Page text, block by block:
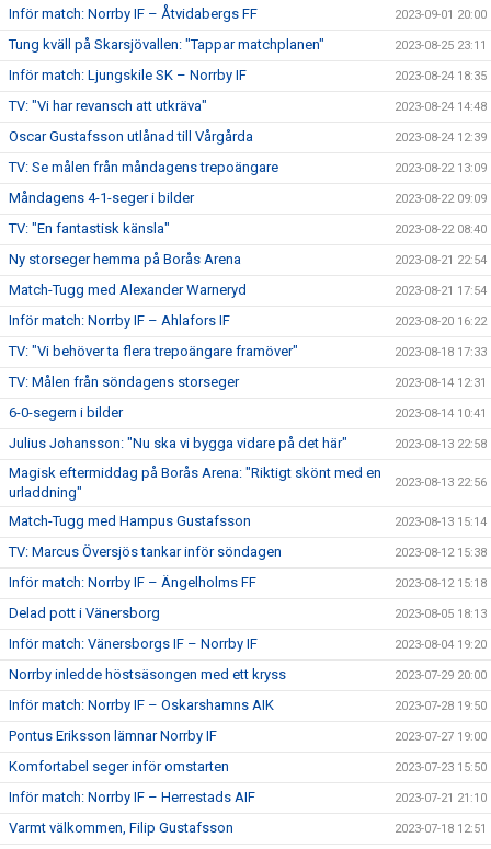
Inför match: Norrby IF – Åtvidabergs FF 2023-09-01 20:00
Tung kväll på Skarsjövallen: "Tappar matchplanen" 2023-08-25 23:11
Inför match: Ljungskile SK – Norrby IF 2023-08-24 18:35
TV: "Vi har revansch att utkräva" 2023-08-24 14:48
Oscar Gustafsson utlånad till Vårgårda 2023-08-24 12:39
TV: Se målen från måndagens trepoängare 2023-08-22 13:09
Måndagens 4-1-seger i bilder 2023-08-22 09:09
TV: "En fantastisk känsla" 2023-08-22 08:40
Ny storseger hemma på Borås Arena 2023-08-21 22:54
Match-Tugg med Alexander Warneryd 2023-08-21 17:54
Inför match: Norrby IF – Ahlafors IF 2023-08-20 16:22
TV: "Vi behöver ta flera trepoängare framöver" 2023-08-18 17:33
TV: Målen från söndagens storseger 2023-08-14 12:31
6-0-segern i bilder 2023-08-14 10:41
Julius Johansson: "Nu ska vi bygga vidare på det här" 2023-08-13 22:58
Magisk eftermiddag på Borås Arena: "Riktigt skönt med en
urladdning"
2023-08-13 22:56
Match-Tugg med Hampus Gustafsson 2023-08-13 15:14
TV: Marcus Översjös tankar inför söndagen 2023-08-12 15:38
Inför match: Norrby IF – Ängelholms FF 2023-08-12 15:18
Delad pott i Vänersborg 2023-08-05 18:13
Inför match: Vänersborgs IF – Norrby IF 2023-08-04 19:20
Norrby inledde höstsäsongen med ett kryss 2023-07-29 20:00
Inför match: Norrby IF – Oskarshamns AIK 2023-07-28 19:50
Pontus Eriksson lämnar Norrby IF 2023-07-27 19:00
Komfortabel seger inför omstarten 2023-07-23 15:50
Inför match: Norrby IF – Herrestads AIF 2023-07-21 21:10
Varmt välkommen, Filip Gustafsson 2023-07-18 12:51